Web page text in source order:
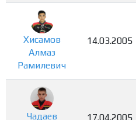
Хисамов
Алмаз
Рамилевич
14.03.2005
Чадаев
17.04.2005